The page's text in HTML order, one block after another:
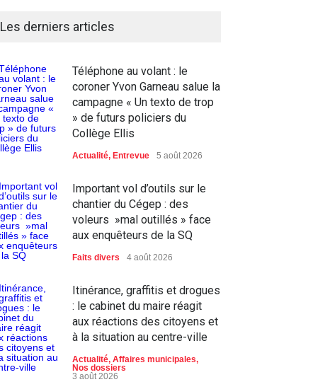
Les derniers articles
Téléphone au volant : le
coroner Yvon Garneau salue la
campagne « Un texto de trop
» de futurs policiers du
Collège Ellis
Actualité, Entrevue 5 août 2026
Important vol d’outils sur le
chantier du Cégep : des
voleurs »mal outillés » face
aux enquêteurs de la SQ
Faits divers 4 août 2026
Itinérance, graffitis et drogues
: le cabinet du maire réagit
aux réactions des citoyens et
à la situation au centre-ville
Actualité, Affaires municipales,
Nos dossiers
3 août 2026